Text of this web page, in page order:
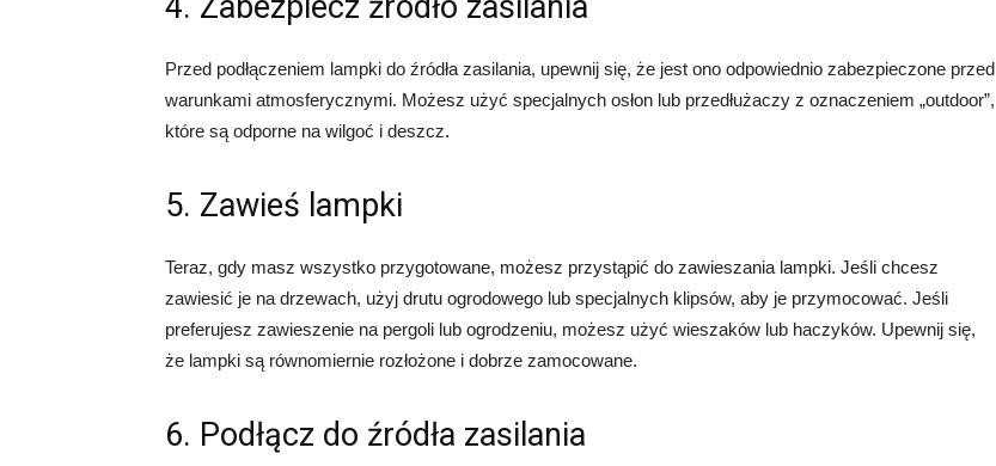
Przed podłączeniem lampki do źródła zasilania, upewnij się, że jest ono odpowiednio zabezpieczone przed
warunkami atmosferycznymi. Możesz użyć specjalnych osłon lub przedłużaczy z oznaczeniem „outdoor”,
które są odporne na wilgoć i deszcz.
5. Zawieś lampki
Teraz, gdy masz wszystko przygotowane, możesz przystąpić do zawieszania lampki. Jeśli chcesz
zawiesić je na drzewach, użyj drutu ogrodowego lub specjalnych klipsów, aby je przymocować. Jeśli
preferujesz zawieszenie na pergoli lub ogrodzeniu, możesz użyć wieszaków lub haczyków. Upewnij się,
że lampki są równomiernie rozłożone i dobrze zamocowane.
6. Podłącz do źródła zasilania